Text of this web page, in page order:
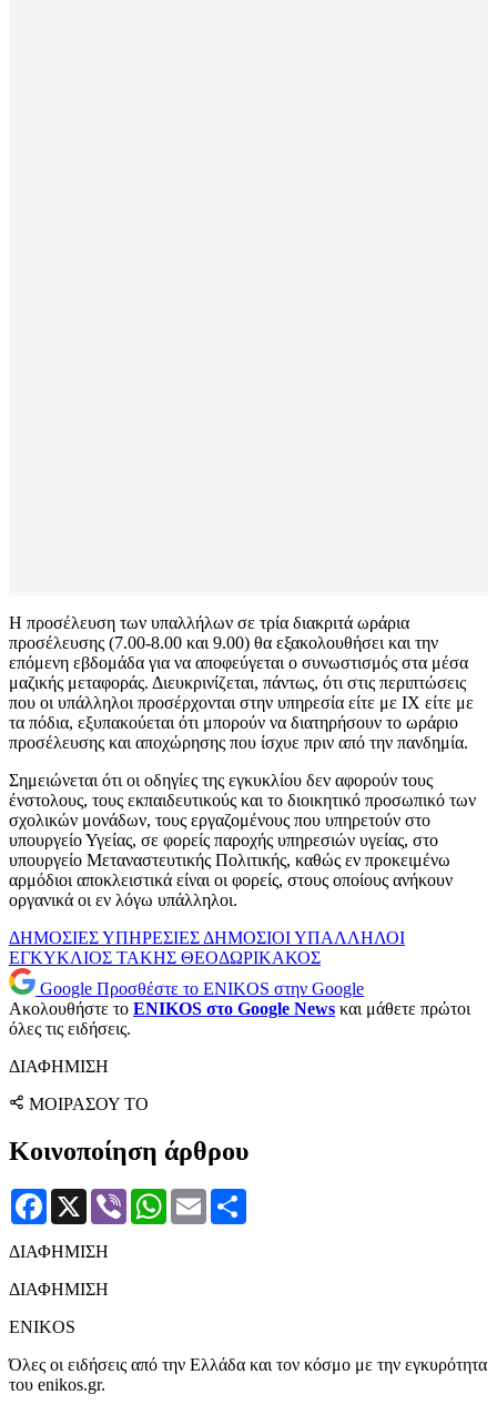
Η προσέλευση των υπαλλήλων σε τρία διακριτά ωράρια
προσέλευσης (7.00-8.00 και 9.00) θα εξακολουθήσει και την
επόμενη εβδομάδα για να αποφεύγεται ο συνωστισμός στα μέσα
μαζικής μεταφοράς. Διευκρινίζεται, πάντως, ότι στις περιπτώσεις
που οι υπάλληλοι προσέρχονται στην υπηρεσία είτε με ΙΧ είτε με
τα πόδια, εξυπακούεται ότι μπορούν να διατηρήσουν το ωράριο
προσέλευσης και αποχώρησης που ίσχυε πριν από την πανδημία.
Σημειώνεται ότι οι οδηγίες της εγκυκλίου δεν αφορούν τους
ένστολους, τους εκπαιδευτικούς και το διοικητικό προσωπικό των
σχολικών μονάδων, τους εργαζομένους που υπηρετούν στο
υπουργείο Υγείας, σε φορείς παροχής υπηρεσιών υγείας, στο
υπουργείο Μεταναστευτικής Πολιτικής, καθώς εν προκειμένω
αρμόδιοι αποκλειστικά είναι οι φορείς, στους οποίους ανήκουν
οργανικά οι εν λόγω υπάλληλοι.
ΔΗΜΟΣΙΕΣ ΥΠΗΡΕΣΙΕΣ ΔΗΜΟΣΙΟΙ ΥΠΑΛΛΗΛΟΙ
ΕΓΚΥΚΛΙΟΣ ΤΑΚΗΣ ΘΕΟΔΩΡΙΚΑΚΟΣ
Google Προσθέστε το ENIKOS στην Google
Ακολουθήστε το ENIKOS στο Google News και μάθετε πρώτοι
όλες τις ειδήσεις.
ΔΙΑΦΗΜΙΣΗ
ΜΟΙΡΑΣΟΥ ΤΟ
Κοινοποίηση άρθρου
Facebook
X Viber WhatsApp
Email
ΔΙΑΦΗΜΙΣΗ
ΔΙΑΦΗΜΙΣΗ
ENIKOS
Όλες οι ειδήσεις από την Ελλάδα και τον κόσμο με την εγκυρότητα
του enikos.gr.